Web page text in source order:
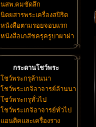
นสพ.คมชัดลึก
นิตยสารพระเครื่องสปิริต
หนังสือตามรอยจอบแรก
หนังสือเภสัชครุครูบาผาผ่า
กระดานโชว์พระ
โชว์พระกรุล้านนา
โชว์พระเกจิอาจารย์ล้านนา
โชว์พระกรุทั่วไป
โชว์พระเกจิอาจารย์ทั่วไป
แอนติคและเครื่องราง